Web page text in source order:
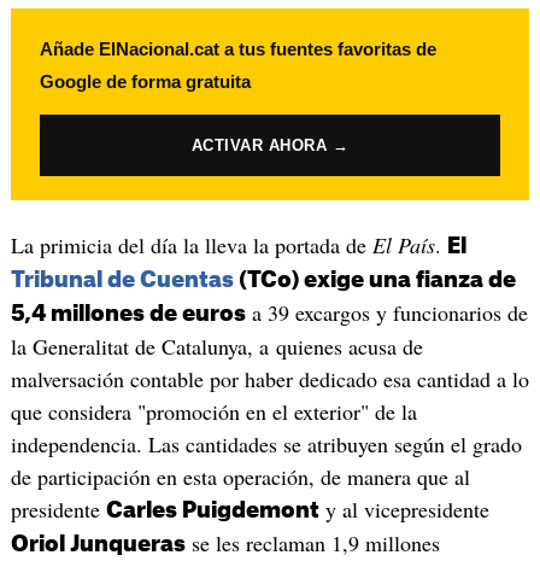
Añade ElNacional.cat a tus fuentes favoritas de
Google de forma gratuita
ACTIVAR AHORA →
La primicia del día la lleva la portada de El País.
El
Tribunal de Cuentas(TCo) exige una fianza de
5,4 millones de eurosa 39 excargos y funcionarios de
la Generalitat de Catalunya, a quienes acusa de
malversación contable por haber dedicado esa cantidad a lo
que considera "promoción en el exterior" de la
independencia. Las cantidades se atribuyen según el grado
de participación en esta operación, de manera que al
presidente Carles Puigdemonty al vicepresidente
Oriol Junquerasse les reclaman 1,9 millones